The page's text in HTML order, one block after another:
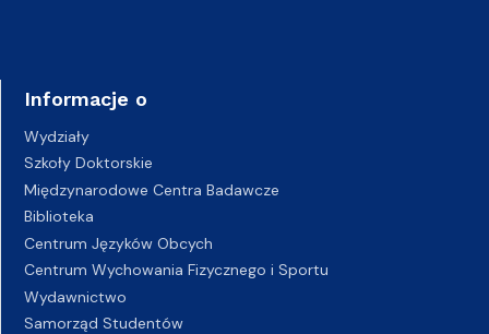
Informacje o
Wydziały
Szkoły Doktorskie
Międzynarodowe Centra Badawcze
Biblioteka
Centrum Języków Obcych
Centrum Wychowania Fizycznego i Sportu
Wydawnictwo
Samorząd Studentów